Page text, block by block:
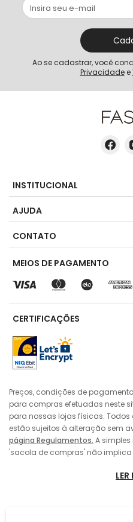
Ao se cadastrar, você
Privacidadee
INSTITUCIONAL
AJUDA
CONTATO
MEIOS DE PAGAMENTO
CERTIFICAÇÕES
Preços, condições de
para compras efetuadas neste
para nossas lojas físicas.
estão sujeitos à alteração sem
página Regulamentos. A
'sacola de compras' não
da 'finalização' da compra pelo